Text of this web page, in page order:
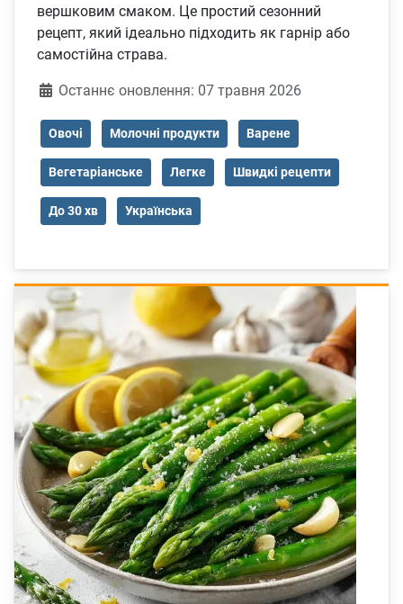
вершковим смаком. Це простий сезонний
рецепт, який ідеально підходить як гарнір або
самостійна страва.
ДеталіОстаннє оновлення: 07 травня 2026
Овочі Молочні продукти Варене
Вегетаріанське Легке Швидкі рецепти
До 30 хв Українська